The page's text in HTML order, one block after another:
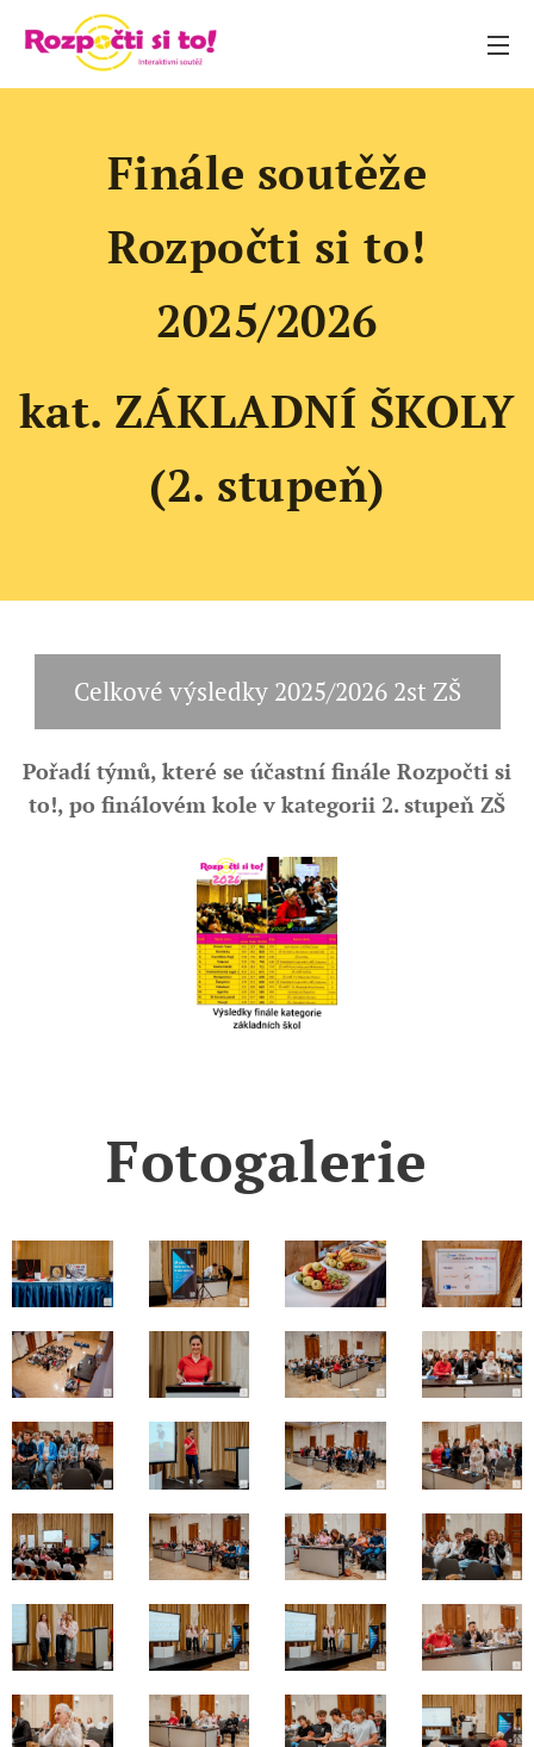
Finále soutěže
Rozpočti si to!
2025/2026
kat. ZÁKLADNÍ ŠKOLY
(2. stupeň)
Celkové výsledky 2025/2026 2st ZŠ
Pořadí týmů, které se účastní finále Rozpočti si
to!, po finálovém kole v kategorii 2. stupeň ZŠ
Fotogalerie